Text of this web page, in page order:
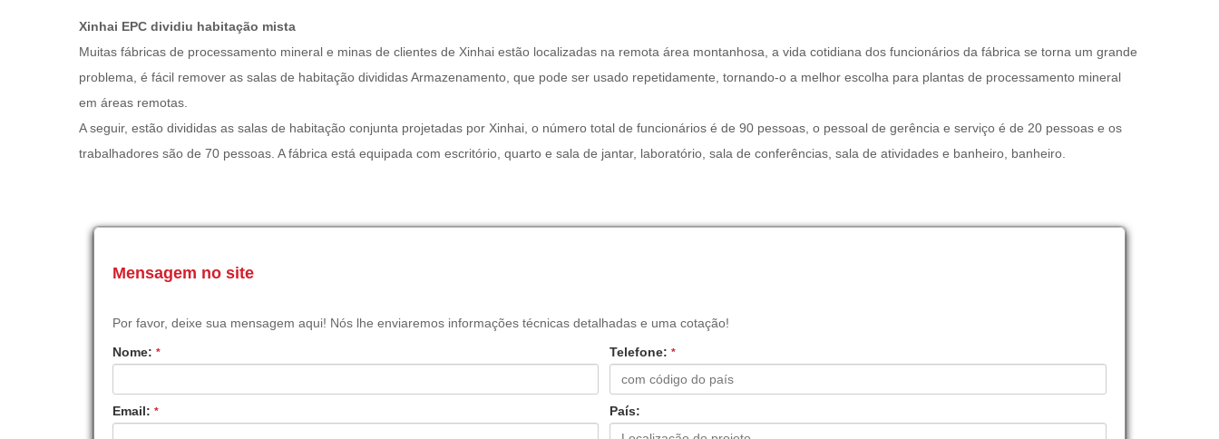
Xinhai EPC dividiu habitação mista
Muitas fábricas de processamento mineral e minas de clientes de Xinhai estão localizadas na remota área montanhosa, a vida cotidiana dos funcionários da fábrica se torna um grande
problema, é fácil remover as salas de habitação divididas Armazenamento, que pode ser usado repetidamente, tornando-o a melhor escolha para plantas de processamento mineral
em áreas remotas.
A seguir, estão divididas as salas de habitação conjunta projetadas por Xinhai, o número total de funcionários é de 90 pessoas, o pessoal de gerência e serviço é de 20 pessoas e os
trabalhadores são de 70 pessoas. A fábrica está equipada com escritório, quarto e sala de jantar, laboratório, sala de conferências, sala de atividades e banheiro, banheiro.
Mensagem no site
Por favor, deixe sua mensagem aqui! Nós lhe enviaremos informações técnicas detalhadas e uma cotação!
Nome: * Telefone: *
Email: * País: